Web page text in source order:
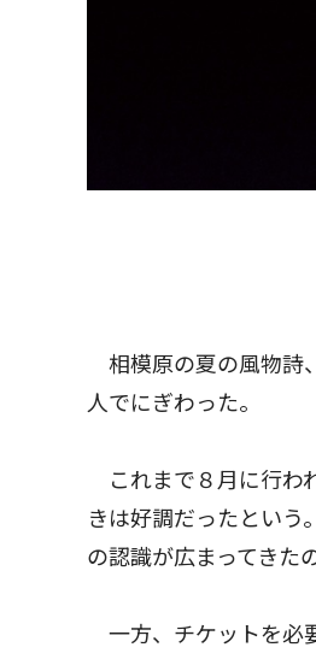
相模原の夏の風物詩
人でにぎわった。
これまで８月に行わ
きは好調だったという
の認識が広まってきた
一方、チケットを必